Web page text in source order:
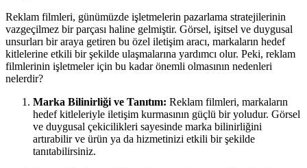
Reklam filmleri, günümüzde işletmelerin pazarlama stratejilerinin
vazgeçilmez bir parçası haline gelmiştir. Görsel, işitsel ve duygusal
unsurları bir araya getiren bu özel iletişim aracı, markaların hedef
kitlelerine etkili bir şekilde ulaşmalarına yardımcı olur. Peki, reklam
filmlerinin işletmeler için bu kadar önemli olmasının nedenleri
nelerdir?
Marka Bilinirliği ve Tanıtım: Reklam filmleri, markaların
hedef kitleleriyle iletişim kurmasının güçlü bir yoludur. Görsel
ve duygusal çekicilikleri sayesinde marka bilinirliğini
artırabilir ve ürün ya da hizmetinizi etkili bir şekilde
tanıtabilirsiniz.